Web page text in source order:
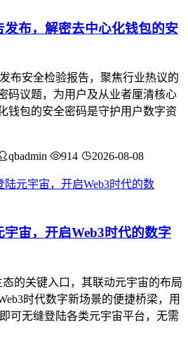
布，解密去中心化钱包的安
布安全检验报告，聚焦行业热议的
码议题，为用户及从业者厘清核心
钱包的安全密码是守护用户数字资
qbadmin 914 2026-08-08
宙，开启Web3时代的数字
态的关键入口，其联动元宇宙的布局
时代数字新场景的便捷桥梁，用
可无缝登陆各类元宇宙平台，无需